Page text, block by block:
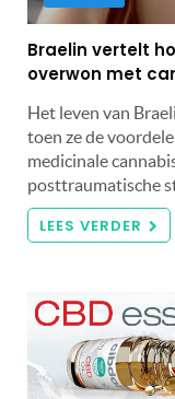
Braelin vertelt
overwon met
Het leven van
toen ze de
medicinale
posttraumatische
LEES VERDER